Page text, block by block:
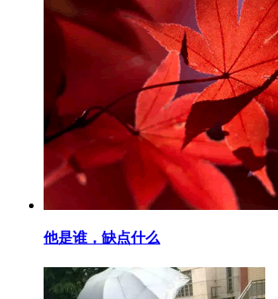
​他是谁，缺点什么